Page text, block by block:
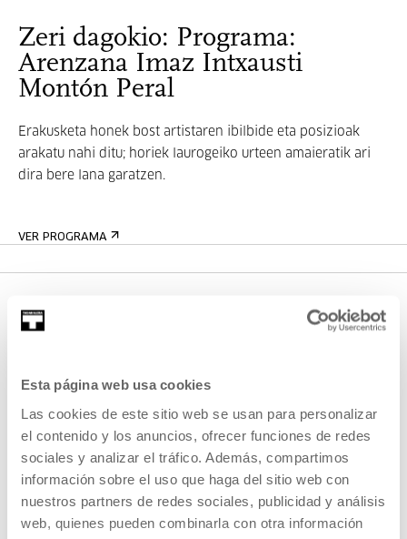
Esta página web usa cookies
Las cookies de este sitio web se usan para personalizar
el contenido y los anuncios, ofrecer funciones de redes
sociales y analizar el tráfico. Además, compartimos
información sobre el uso que haga del sitio web con
nuestros partners de redes sociales, publicidad y análisis
web, quienes pueden combinarla con otra información
Zeri dagokio: Programa:
Arenzana Imaz Intxausti
Montón Peral
Erakusketa honek bost artistaren ibilbide eta posizioak
arakatu nahi ditu; horiek laurogeiko urteen amaieratik ari
dira bere lana garatzen.
VER PROGRAMA
EMAN IZENA BULETINEAN
AGENDA
ZATOZ